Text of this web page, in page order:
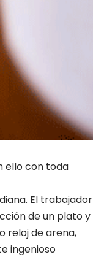
ello con toda
El trabajador
de un plato y
reloj de arena,
ingenioso